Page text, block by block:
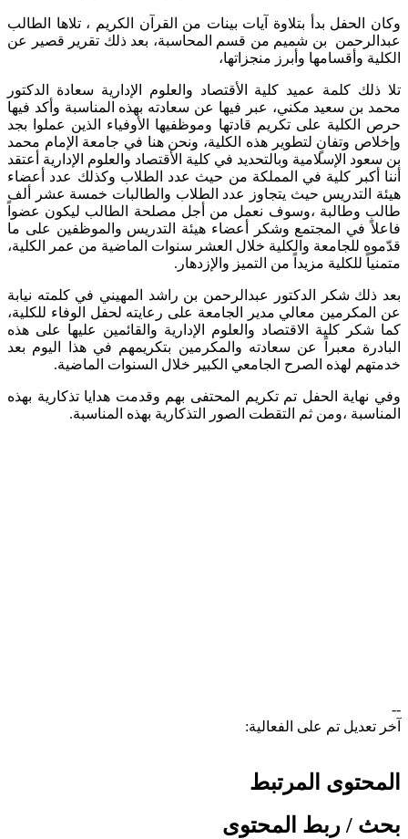
وكان الحفل بدأ بتلاوة آيات بينات من القرآن الكريم ، تلاها الطالب
عبدالرحمن بن شميم من قسم المحاسبة، بعد ذلك تقرير قصير عن
الكلية وأقسامها وأبرز منجزاتها،
تلا ذلك كلمة عميد كلية الأقتصاد والعلوم الإدارية سعادة الدكتور
محمد بن سعيد مكني، عبر فيها عن سعادته بهذه المناسبة وأكد فيها
حرص الكلية على تكريم قادتها وموظفيها الأوفياء الذين عملوا بجد
وإخلاص وتفانٍ لتطوير هذه الكلية، ونحن هنا في جامعة الإمام محمد
بن سعود الإسلامية وبالتحديد في كلية الأقتصاد والعلوم الإدارية أعتقد
أننا أكبر كلية في المملكة من حيث عدد الطلاب وكذلك عدد أعضاء
هيئة التدريس حيث يتجاوز عدد الطلاب والطالبات خمسة عشر ألف
طالب وطالبة ،وسوف نعمل من أجل مصلحة الطالب ليكون عضواً
فاعلاً في المجتمع وشكر أعضاء هيئة التدريس والموظفين على ما
قدّموه للجامعة والكلية خلال العشر سنوات الماضية من عمر الكلية،
متمنياً للكلية مزيداً من التميز والإزدهار.
بعد ذلك شكر الدكتور عبدالرحمن بن راشد المهيني في كلمته نيابة
عن المكرمين معالي مدير الجامعة على رعايته لحفل الوفاء للكلية،
كما شكر كلية الاقتصاد والعلوم الإدارية والقائمين عليها على هذه
البادرة معبراً عن سعادته والمكرمين بتكريمهم في هذا اليوم بعد
خدمتهم لهذه الصرح الجامعي الكبير خلال السنوات الماضية.
وفي نهاية الحفل تم تكريم المحتفى بهم وقدمت هدايا تذكارية بهذه
المناسبة ،ومن ثم التقطت الصور التذكارية بهذه المناسبة.
--
آخر تعديل تم على الفعالية:
المحتوى المرتبط
بحث / ربط المحتوى